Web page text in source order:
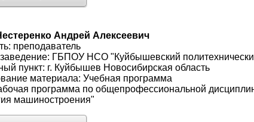
Андрей Алексеевич
преподаватель
ГБПОУ НСО "Куйбышевский
пункт: г. Куйбышев Новосибирская область
материала: Учебная программа
программа по общепрофессиональной
машиностроения"